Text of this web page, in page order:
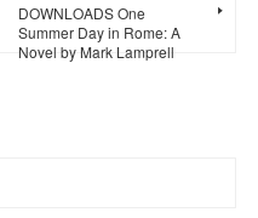
DOWNLOADS One
Summer Day in Rome: A
Novel by Mark Lamprell